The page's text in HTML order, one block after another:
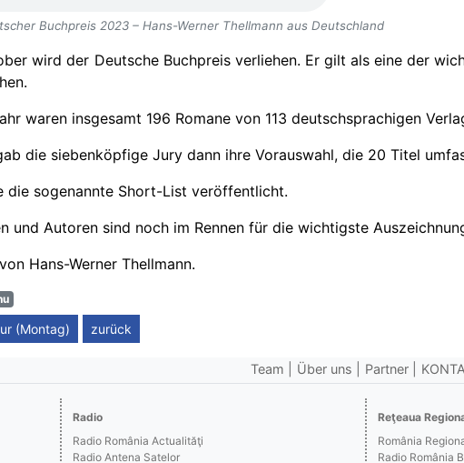
Buchpreis 2023 – Hans-Werner Thellmann aus Deutschland
wird der Deutsche Buchpreis verliehen. Er gilt als eine der
waren insgesamt 196 Romane von 113 deutschsprachigen
die siebenköpfige Jury dann ihre Vorauswahl, die 20 Titel
die sogenannte Short-List veröffentlicht.
und Autoren sind noch im Rennen für die wichtigste
Hans-Werner Thellmann.
(Montag) zurück
Team Über uns Partner
Radio
Radio România Actualităţi
Radio Antena Satelor
Reţeaua
România
Radio România